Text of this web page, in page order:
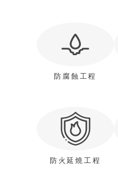
防腐蝕工程
防火延燒工程